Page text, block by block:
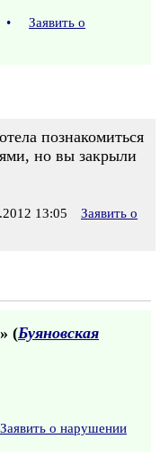
•
Заявить о
познакомиться
но вы закрыли
13:05
Заявить о
» (Буяновская
Заявить о нарушении